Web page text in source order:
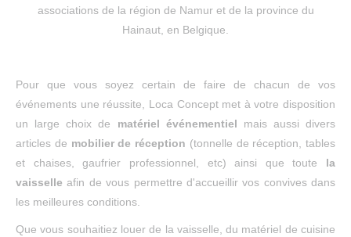
associations de la région de Namur et de la province du
Hainaut, en Belgique.
Pour que vous soyez certain de faire de chacun de vos
événements une réussite, Loca Concept met à votre disposition
un large choix de matériel événementiel mais aussi divers
articles de mobilier de réception (tonnelle de réception, tables
et chaises, gaufrier professionnel, etc) ainsi que toute la
vaisselle afin de vous permettre d'accueillir vos convives dans
les meilleures conditions.
Que vous souhaitiez louer de la vaisselle, du matériel de cuisine